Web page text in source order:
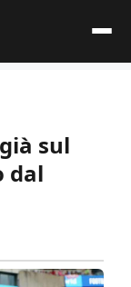
sul
dal